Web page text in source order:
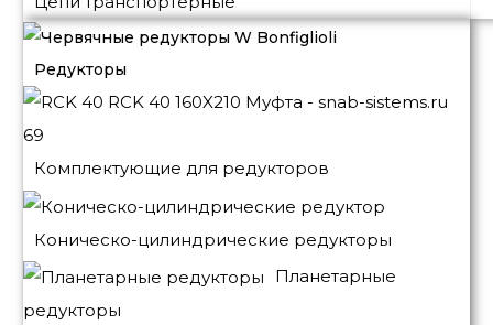
Редукторы
Комплектующие для редукторов
Коническо-цилиндрические редукторы
Планетарные
редукторы